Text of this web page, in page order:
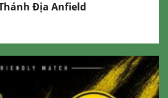
Địa Anfield